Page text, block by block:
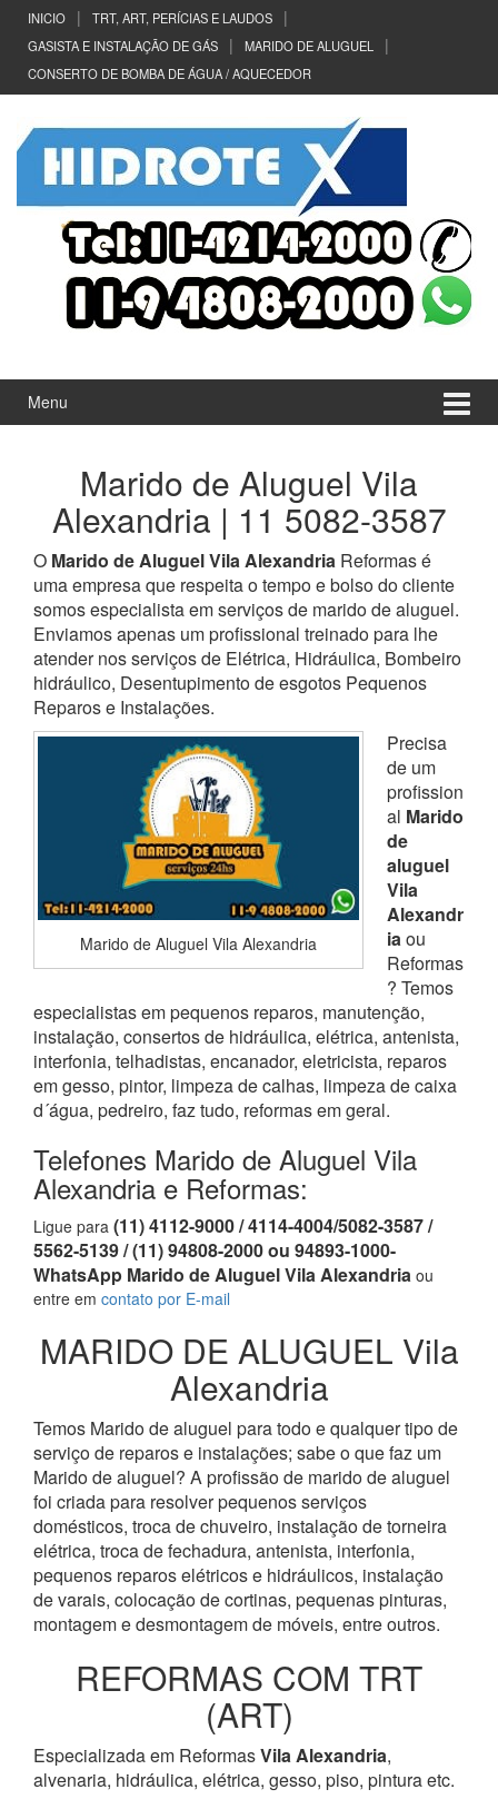
Conteúdo
Pular
menu
principal
INICIO
TRT, ART, PERÍCIAS E LAUDOS
GASISTA E INSTALAÇÃO DE GÁS
MARIDO DE ALUGUEL
CONSERTO DE BOMBA DE ÁGUA / AQUECEDOR
Menu
Marido de Aluguel Vila
Alexandria | 11 5082-3587
O Marido de Aluguel Vila Alexandria Reformas é
uma empresa que respeita o tempo e bolso do cliente
somos especialista em serviços de marido de aluguel.
Enviamos apenas um profissional treinado para lhe
atender nos serviços de Elétrica, Hidráulica, Bombeiro
hidráulico, Desentupimento de esgotos Pequenos
Reparos e Instalações.
Marido de Aluguel Vila Alexandria
Precisa
de um
profission
al Marido
de
aluguel
Vila
Alexandr
iaou
Reformas
? Temos
especialistas em pequenos reparos, manutenção,
instalação, consertos de hidráulica, elétrica, antenista,
interfonia, telhadistas, encanador, eletricista, reparos
em gesso, pintor, limpeza de calhas, limpeza de caixa
d´água, pedreiro, faz tudo, reformas em geral.
Telefones Marido de Aluguel Vila
Alexandria e Reformas:
Ligue para (11) 4112-9000 / 4114-4004/5082-3587 /
5562-5139 / (11) 94808-2000 ou 94893-1000-
WhatsApp Marido de Aluguel Vila Alexandria ou
entre em contato por E-mail
MARIDO DE ALUGUEL Vila
Alexandria
Temos Marido de aluguel para todo e qualquer tipo de
serviço de reparos e instalações; sabe o que faz um
Marido de aluguel? A profissão de marido de aluguel
foi criada para resolver pequenos serviços
domésticos, troca de chuveiro, instalação de torneira
elétrica, troca de fechadura, antenista, interfonia,
pequenos reparos elétricos e hidráulicos, instalação
de varais, colocação de cortinas, pequenas pinturas,
montagem e desmontagem de móveis, entre outros.
REFORMAS COM TRT
(ART)
Especializada em ReformasVila Alexandria,
alvenaria, hidráulica, elétrica, gesso, piso, pintura etc.